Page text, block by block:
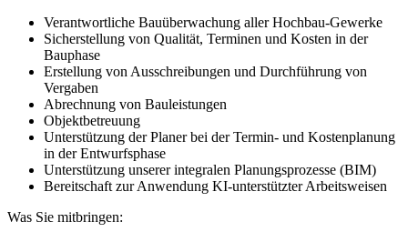
Verantwortliche Bauüberwachung aller Hochbau-Gewerke
Sicherstellung von Qualität, Terminen und Kosten in der
Bauphase
Erstellung von Ausschreibungen und Durchführung von
Vergaben
Abrechnung von Bauleistungen
Objektbetreuung
Unterstützung der Planer bei der Termin- und Kostenplanung
in der Entwurfsphase
Unterstützung unserer integralen Planungsprozesse (BIM)
Bereitschaft zur Anwendung KI-unterstützter Arbeitsweisen
Was Sie mitbringen: